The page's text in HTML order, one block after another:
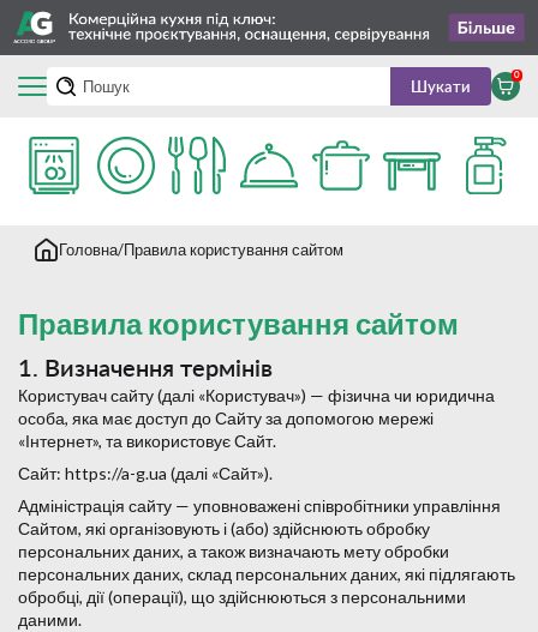
Шукати
0
Головна Правила користування сайтом
Правила користування сайтом
1. Визначення термінів
Користувач сайту (далі «Користувач») — фізична чи юридична
особа, яка має доступ до Сайту за допомогою мережі
«Інтернет», та використовує Сайт.
Сайт: https://a-g.ua (далі «Сайт»).
Адміністрація сайту — уповноважені співробітники управління
Сайтом, які організовують і (або) здійснюють обробку
персональних даних, а також визначають мету обробки
персональних даних, склад персональних даних, які підлягають
обробці, дії (операції), що здійснюються з персональними
даними.